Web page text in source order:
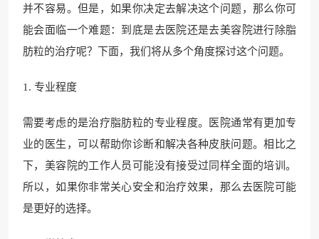
并不容易。但是，如果你决定去解决这个问题，那么你可
能会面临一个难题：到底是去医院还是去美容院进行除脂
肪粒的治疗呢？下面，我们将从多个角度探讨这个问题。
1. 专业程度
需要考虑的是治疗脂肪粒的专业程度。医院通常有更加专
业的医生，可以帮助你诊断和解决各种皮肤问题。相比之
下，美容院的工作人员可能没有接受过同样全面的培训。
所以，如果你非常关心安全和治疗效果，那么去医院可能
是更好的选择。